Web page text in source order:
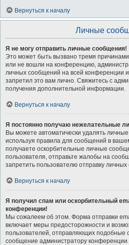
Вернуться к началу
Личные
Я не могу отправить личные сообщения!
Это может быть вызвано тремя
или не вошли на конференцию,
личных сообщений на всей конференции
запретил это вам лично. Свяжитесь с
получения дополнительной информации.
Вернуться к началу
Я постоянно получаю нежелательные
Вы можете автоматически удалять
используя правила для сообщений в
получаете оскорбительные личные
пользователя, отправьте жалобы на
запретить пользователю отправку
Вернуться к началу
Я получил спам или оскорбительный
конференции!
Мы сожалеем об этом. Форма отправки
включает меры предосторожности и
пользователей, отправляющих подобные
сообщение администратору конференции